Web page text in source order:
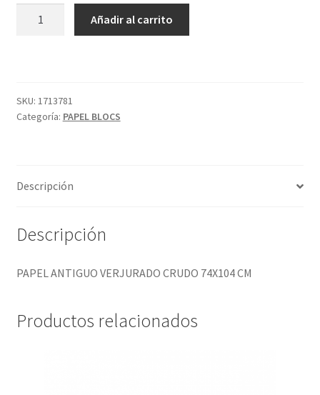
CM
cantidad
Añadir al carrito
SKU: 1713781
Categoría: PAPEL BLOCS
Descripción
Descripción
PAPEL ANTIGUO VERJURADO CRUDO 74X104 CM
Productos relacionados